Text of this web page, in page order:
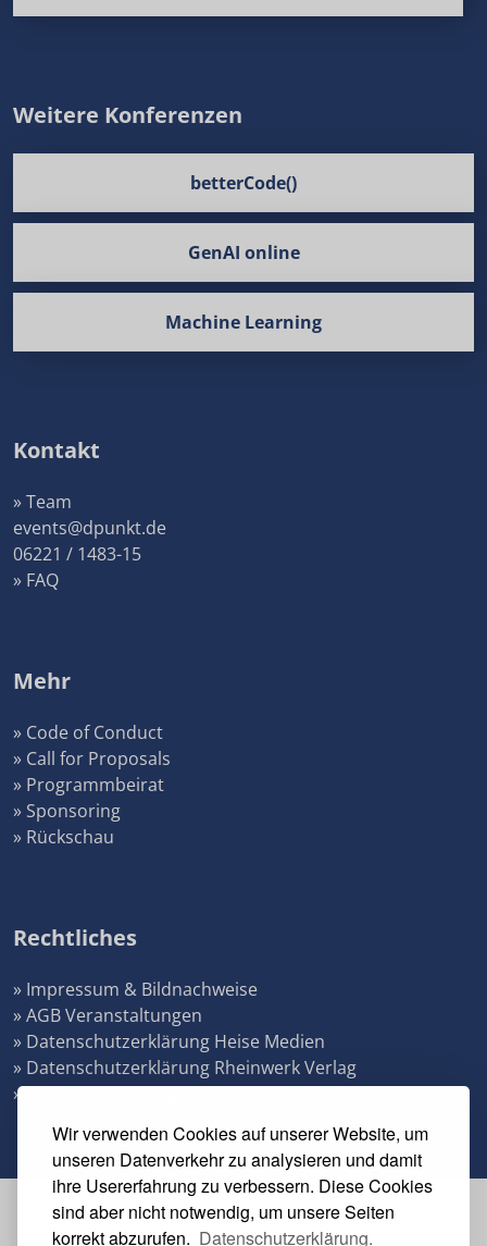
Wir verwenden Cookies auf unserer Website, um
unseren Datenverkehr zu analysieren und damit
ihre Usererfahrung zu verbessern. Diese Cookies
sind aber nicht notwendig, um unsere Seiten
korrekt abzurufen. Datenschutzerklärung.
Weitere Konferenzen
betterCode()
GenAI online
Machine Learning
Kontakt
» Team
events@dpunkt.de
06221 / 1483-15
» FAQ
Mehr
» Code of Conduct
» Call for Proposals
» Programmbeirat
» Sponsoring
» Rückschau
Rechtliches
» Impressum & Bildnachweise
» AGB Veranstaltungen
» Datenschutzerklärung Heise Medien
» Datenschutzerklärung Rheinwerk Verlag
» Cookie-Einstellungen ändern
Veranstalter